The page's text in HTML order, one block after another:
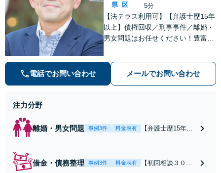
県 区
5分
【法テラス利用可】【弁護士歴15年
以上】債権回収／刑事事件／離婚・
男女問題はお任せください！豊富な
【子連れ相談】【完全個室相談】
【休日・夜間対応可】【本通駅5
電話でお問い合わせ メールでお問い合わせ
注力分野
離婚・男女問題 事例3件 料金表有
【弁護士歴15年以
家や住宅ローンを
借金・債務整理 事例3件 料金表有
【初回相談３０分